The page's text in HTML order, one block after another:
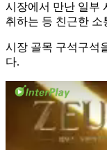
시장에서 만난 일부
취하는 등 친근한 소
시장 골목 구석구석
다.